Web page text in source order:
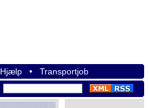
Hjælp • Transportjob